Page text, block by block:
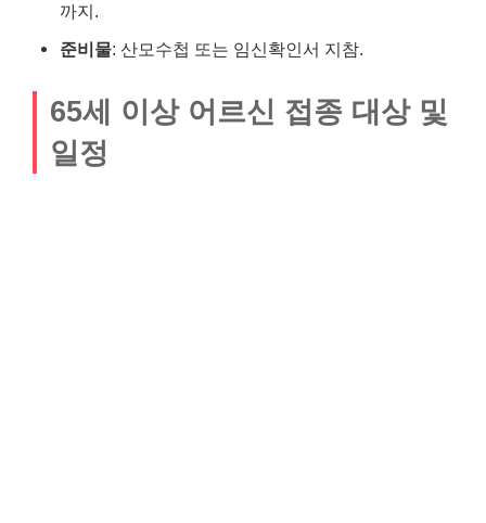
까지.
준비물: 산모수첩 또는 임신확인서 지참.
65세 이상 어르신 접종 대상 및
일정